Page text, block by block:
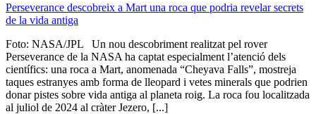
Perseverance descobreix a Mart una roca que podria revelar secrets
de la vida antiga
Foto: NASA/JPL Un nou descobriment realitzat pel rover
Perseverance de la NASA ha captat especialment l’atenció dels
científics: una roca a Mart, anomenada “Cheyava Falls”, mostreja
taques estranyes amb forma de lleopard i vetes minerals que podrien
donar pistes sobre vida antiga al planeta roig. La roca fou localitzada
al juliol de 2024 al cràter Jezero, [...]